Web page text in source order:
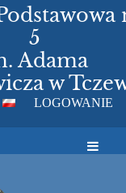
5
Adama
w
LOGOWANIE